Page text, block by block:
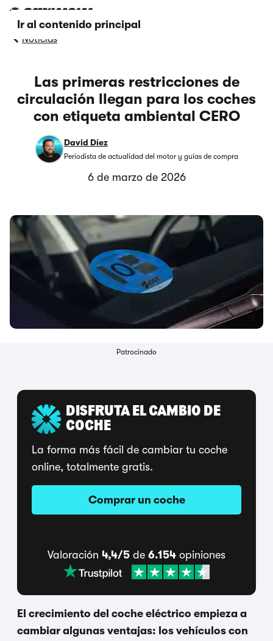
Ir al contenido principal
Noticias
Las primeras restricciones de
circulación llegan para los coches
con etiqueta ambiental CERO
David Díez
Periodista de actualidad del motor y guías de compra
6 de marzo de 2026
Patrocinado
DISFRUTA EL CAMBIO DE
COCHE
La forma más fácil de cambiar tu coche
online, totalmente gratis.
Comprar un coche
Valoración 4,4/5 de 6.154 opiniones
El crecimiento del coche eléctrico empieza a
cambiar algunas ventajas: los vehículos con